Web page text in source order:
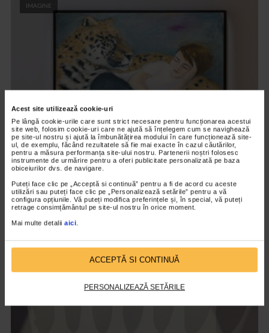
Acest site utilizează cookie-uri
Pe lângă cookie-urile care sunt strict necesare pentru funcționarea acestui
site web, folosim cookie-uri care ne ajută să înțelegem cum se navighează
pe site-ul nostru și ajută la îmbunătățirea modului în care funcționează site-
ul, de exemplu, făcând rezultatele să fie mai exacte în cazul căutărilor,
pentru a măsura performanța site-ului nostru. Partenerii noștri folosesc
instrumente de urmărire pentru a oferi publicitate personalizată pe baza
obiceiurilor dvs. de navigare.
Puteți face clic pe „Acceptă si continuă” pentru a fi de acord cu aceste
utilizări sau puteți face clic pe „Personalizează setările” pentru a vă
configura opțiunile. Vă puteți modifica preferințele și, în special, vă puteți
retrage consimțământul pe site-ul nostru în orice moment.
Mai multe detalii aici
ACCEPTĂ SI CONTINUĂ
PERSONALIZEAZĂ SETĂRILE
IMAGINE
CATS ARE TAKING OVER
GABRIELA VANGA (RO) – Elias dormind;
Tudor cu pisica
06/08/2025
GABRIELA VANGA (RO) Elias dormindulei pe pânză, 65 x 55 cm,
2019 Gabriela Vanga estompează granița dintre inocența
domestică și puterea sălbatică...